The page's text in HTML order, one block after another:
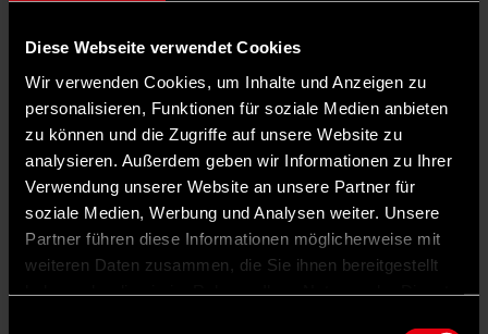
Diese Webseite verwendet Cookies
Wir verwenden Cookies, um Inhalte und Anzeigen zu
personalisieren, Funktionen für soziale Medien anbieten
zu können und die Zugriffe auf unsere Website zu
analysieren. Außerdem geben wir Informationen zu Ihrer
Verwendung unserer Website an unsere Partner für
soziale Medien, Werbung und Analysen weiter. Unsere
Partner führen diese Informationen möglicherweise mit
weiteren Daten zusammen, die Sie ihnen bereitgestellt